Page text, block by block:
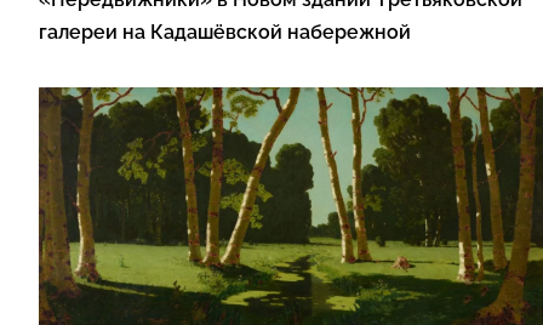
галереи на Кадашёвской набережной